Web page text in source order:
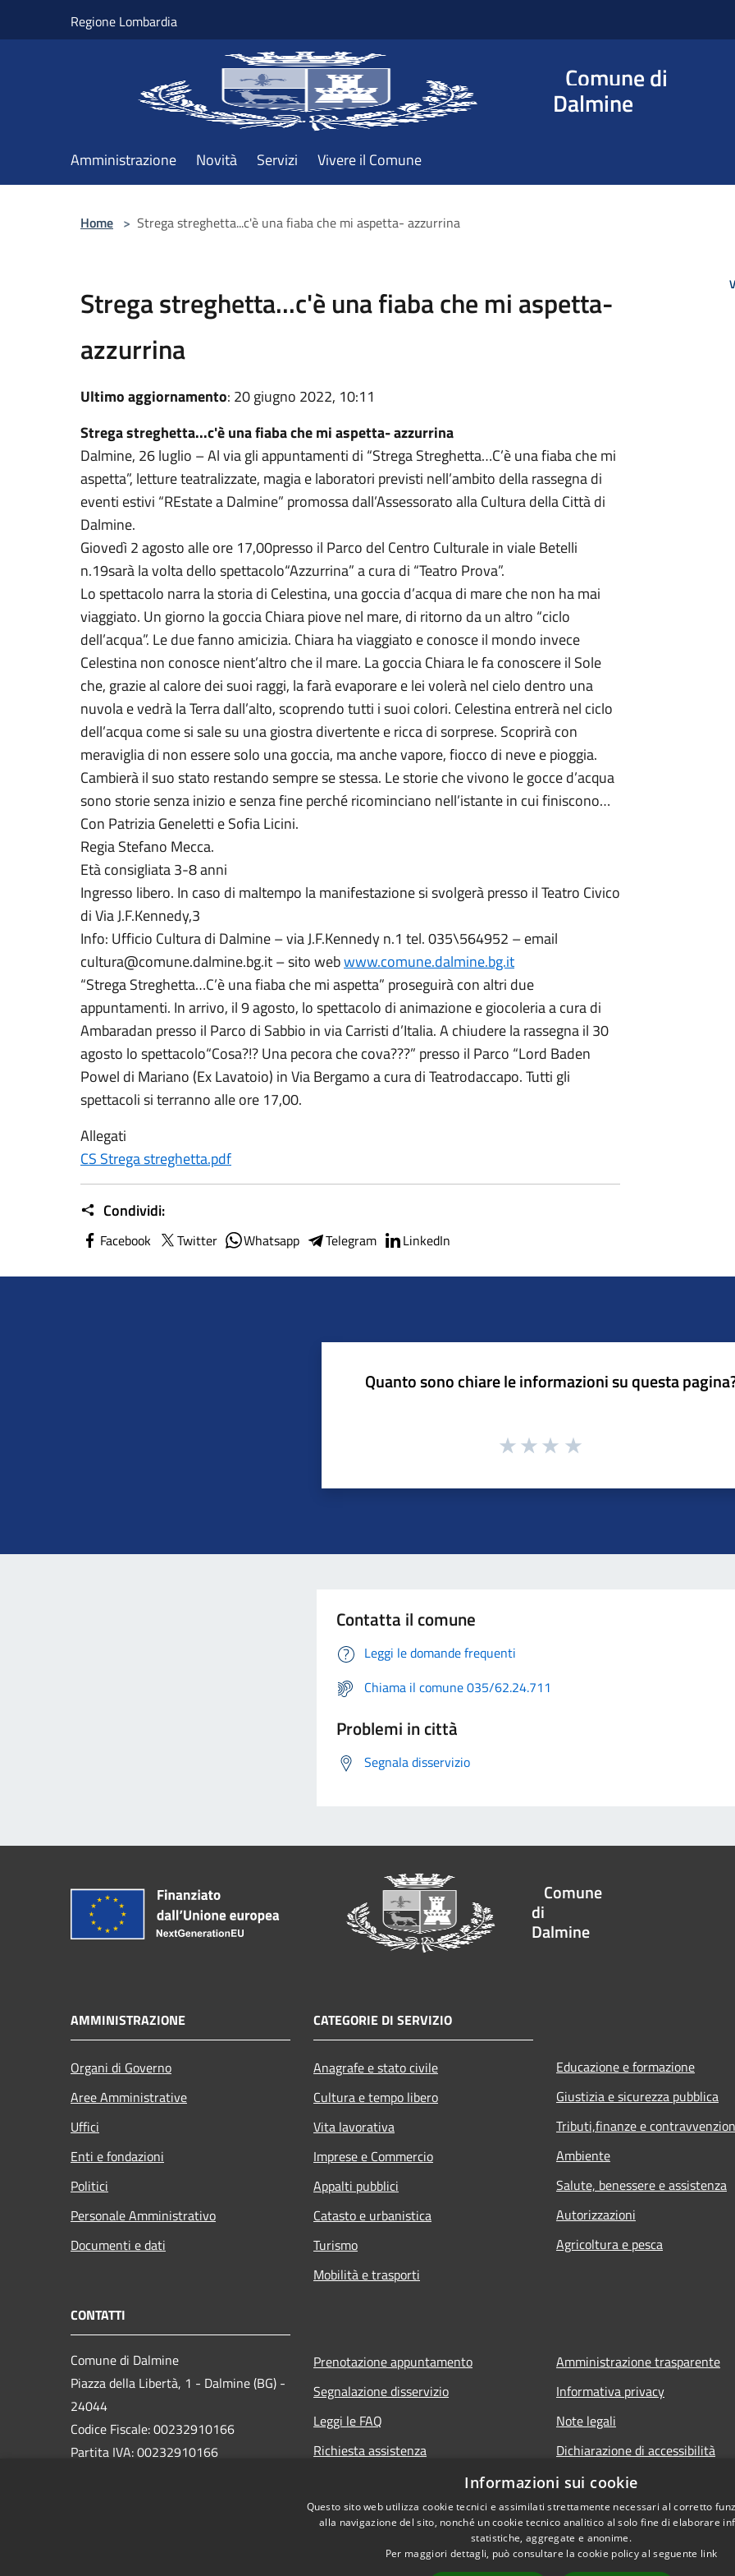
Regione Lombardia
Comune di
Dalmine
Amministrazione Novità Servizi Vivere il Comune
Home > Strega streghetta...c'è una fiaba che mi aspetta- azzurrina
Strega streghetta...c'è una fiaba che mi aspetta-
azzurrina
Ultimo aggiornamento: 20 giugno 2022, 10:11
Strega streghetta...c'è una fiaba che mi aspetta- azzurrina
Dalmine, 26 luglio – Al via gli appuntamenti di “Strega Streghetta…C’è una fiaba che mi
aspetta”, letture teatralizzate, magia e laboratori previsti nell’ambito della rassegna di
eventi estivi “REstate a Dalmine” promossa dall’Assessorato alla Cultura della Città di
Dalmine.
Giovedì 2 agosto alle ore 17,00presso il Parco del Centro Culturale in viale Betelli
n.19sarà la volta dello spettacolo“Azzurrina” a cura di “Teatro Prova”.
Lo spettacolo narra la storia di Celestina, una goccia d’acqua di mare che non ha mai
viaggiato. Un giorno la goccia Chiara piove nel mare, di ritorno da un altro “ciclo
dell’acqua”. Le due fanno amicizia. Chiara ha viaggiato e conosce il mondo invece
Celestina non conosce nient’altro che il mare. La goccia Chiara le fa conoscere il Sole
che, grazie al calore dei suoi raggi, la farà evaporare e lei volerà nel cielo dentro una
nuvola e vedrà la Terra dall’alto, scoprendo tutti i suoi colori. Celestina entrerà nel ciclo
dell’acqua come si sale su una giostra divertente e ricca di sorprese. Scoprirà con
meraviglia di non essere solo una goccia, ma anche vapore, fiocco di neve e pioggia.
Cambierà il suo stato restando sempre se stessa. Le storie che vivono le gocce d’acqua
sono storie senza inizio e senza fine perché ricominciano nell’istante in cui finiscono…
Con Patrizia Geneletti e Sofia Licini.
Regia Stefano Mecca.
Età consigliata 3-8 anni
Ingresso libero. In caso di maltempo la manifestazione si svolgerà presso il Teatro Civico
di Via J.F.Kennedy,3
Info: Ufficio Cultura di Dalmine – via J.F.Kennedy n.1 tel. 035\564952 – email
cultura@comune.dalmine.bg.it – sito webwww.comune.dalmine.bg.it
“Strega Streghetta…C’è una fiaba che mi aspetta” proseguirà con altri due
appuntamenti. In arrivo, il 9 agosto, lo spettacolo di animazione e giocoleria a cura di
Ambaradan presso il Parco di Sabbio in via Carristi d’Italia. A chiudere la rassegna il 30
agosto lo spettacolo“Cosa?!? Una pecora che cova???” presso il Parco “Lord Baden
Powel di Mariano (Ex Lavatoio) in Via Bergamo a cura di Teatrodaccapo. Tutti gli
spettacoli si terranno alle ore 17,00.
Allegati
CS Strega streghetta.pdf
Condividi:
Facebook Twitter Whatsapp Telegram LinkedIn
Quanto sono chiare le informazioni su questa
Contatta il comune
Leggi le domande frequenti
Chiama il comune 035/62.24.711
Problemi in città
Segnala disservizio
Comune
di
Dalmine
AMMINISTRAZIONE
Organi di Governo
Aree Amministrative
Uffici
Enti e fondazioni
Politici
Personale Amministrativo
Documenti e dati
CATEGORIE DI SERVIZIO
Anagrafe e stato civile
Cultura e tempo libero
Vita lavorativa
Imprese e Commercio
Appalti pubblici
Catasto e urbanistica
Turismo
Mobilità e trasporti
Educazione e formazione
Giustizia e sicurezza pubblica
Tributi,finanze e
Ambiente
Salute, benessere e assistenza
Autorizzazioni
Agricoltura e pesca
CONTATTI
Comune di Dalmine
Piazza della Libertà, 1 - Dalmine (BG) -
24044
Codice Fiscale: 00232910166
Partita IVA: 00232910166
Prenotazione appuntamento
Segnalazione disservizio
Leggi le FAQ
Richiesta assistenza
Amministrazione trasparente
Informativa privacy
Note legali
Dichiarazione di accessibilità
Piano di miglioramento del sito
Informazioni sui cookie
Questo sito web utilizza cookie tecnici e assimilati strettamente necessari al corretto
alla navigazione del sito, nonché un cookie tecnico analitico al solo fine di elaborare
statistiche, aggregate e anonime.
Per maggiori dettagli, può consultare la cookie policy al seguente link